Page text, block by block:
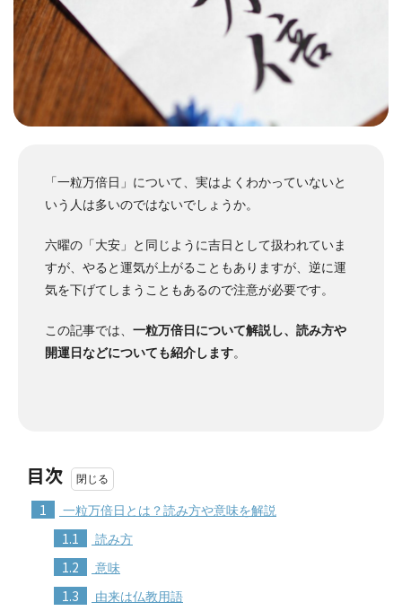
「一粒万倍日」について、実はよくわかっていないと
いう人は多いのではないでしょうか。
六曜の「大安」と同じように吉日として扱われていま
すが、やると運気が上がることもありますが、逆に運
気を下げてしまうこともあるので注意が必要です。
この記事では、 一粒万倍日について解説し、読み方や
開運日などについても紹介します。
目次
1 一粒万倍日とは？読み方や意味を解説
1.1 読み方
1.2 意味
1.3 由来は仏教用語